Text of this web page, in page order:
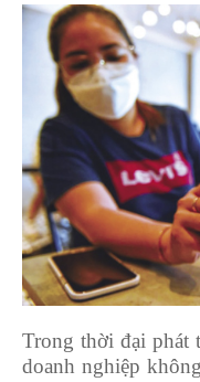
Trong thời đại phát
doanh nghiệp